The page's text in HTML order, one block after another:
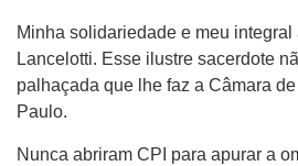
Minha solidariedade e meu
Lancelotti. Esse ilustre sacerdote
palhaçada que lhe faz a Câmara
Paulo.
Nunca abriram CPI para apurar a